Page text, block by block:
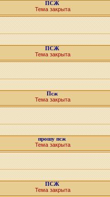
ПСЖ
Тема закрыта
ПСЖ
Тема закрыта
Псж
Тема закрыта
прошу псж
Тема закрыта
ПСЖ
Тема закрыта